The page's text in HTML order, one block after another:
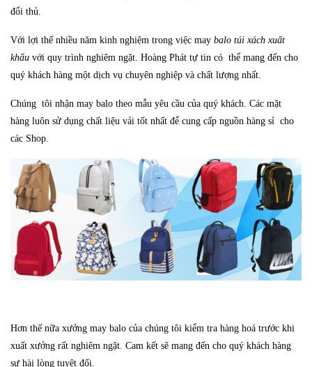
đổi thủ.
Với lợi thế nhiều năm kinh nghiệm trong việc may balo túi xách xuất
khẩu với quy trình nghiêm ngặt. Hoàng Phát tự tin có thể mang đến cho
quý khách hàng một dịch vụ chuyên nghiệp và chất lượng nhất.
Chúng tôi nhận may balo theo mẫu yêu cầu của quý khách. Các mặt
hàng luôn sử dụng chất liệu vải tốt nhất để cung cấp nguồn hàng sỉ cho
các Shop
Hơn thế nữa xưởng may balo của chúng tôi kiểm tra hàng hoá trước khi
xuất xưởng rất nghiêm ngặt. Cam kết sẽ mang đến cho quý khách hàng
sự hài lòng tuyệt đối.